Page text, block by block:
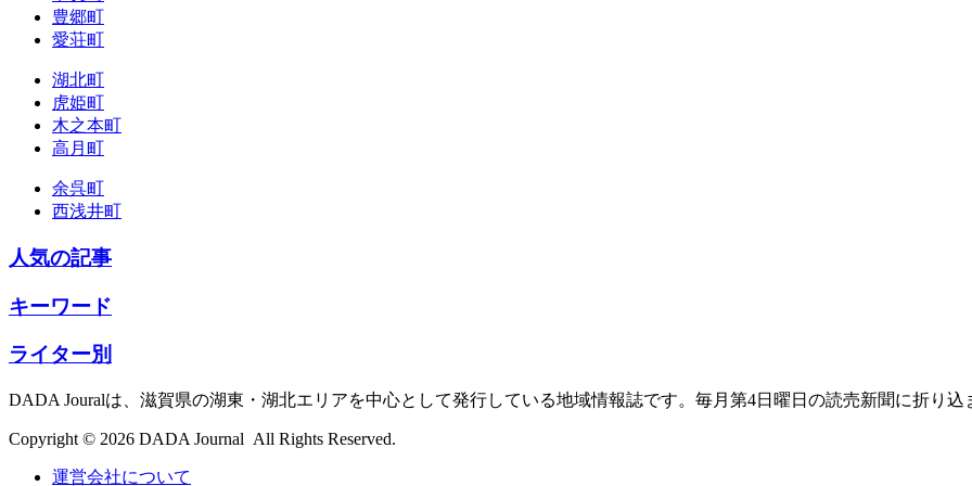
豊郷町
愛荘町
湖北町
虎姫町
木之本町
高月町
余呉町
西浅井町
人気の記事
キーワード
ライター別
DADA Jouralは、滋賀県の湖東・湖北エリアを中心として発行している地域情報誌です。毎月第4日曜日の読売新聞に折り込
Copyright © 2026 DADA Journal All Rights Reserved.
運営会社について